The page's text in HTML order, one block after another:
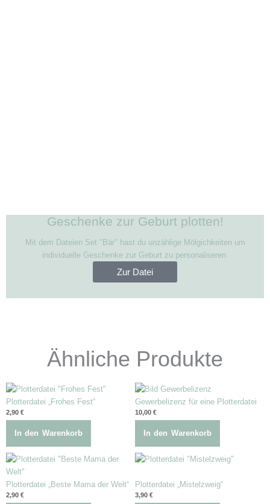
Geschenke zur Geburt plotten!
Mit dem Dateien Set "Bär" hast du unzählige Mölgichkeiten um
individuelle Geschenke zur Geburt zu personaliseren.
Zur Datei
Ähnliche Produkte
Plotterdatei „Frohes Fest“
2,90 €
In den Warenkorb
Gewerbelizenz für eine Plotterdatei
10,00 €
In den Warenkorb
Plotterdatei „Beste Mama der Welt“
2,90 €
Plotterdatei „Mistelzweig“
3,90 €